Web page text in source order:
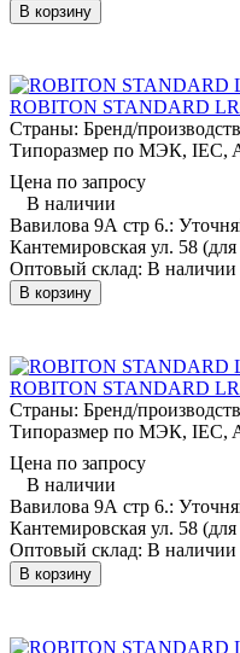
В корзину
ROBITON STANDARD
Страны: Бренд/
Типоразмер по МЭК, IEC,
Цена по запросу
В наличии
Вавилова 9А стр 6.:
Кантемировская ул. 58
Оптовый склад: В наличии
В корзину
ROBITON STANDARD
Страны: Бренд/
Типоразмер по МЭК, IEC,
Цена по запросу
В наличии
Вавилова 9А стр 6.:
Кантемировская ул. 58
Оптовый склад: В наличии
В корзину